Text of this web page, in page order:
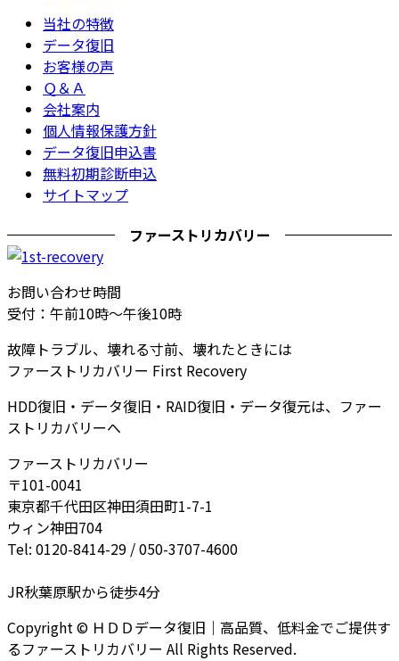
当社の特徴
データ復旧
お客様の声
Ｑ＆Ａ
会社案内
個人情報保護方針
データ復旧申込書
無料初期診断申込
サイトマップ
ファーストリカバリー
お問い合わせ時間
受付：午前10時～午後10時
故障トラブル、壊れる寸前、壊れたときには
ファーストリカバリー First Recovery
HDD復旧・データ復旧・RAID復旧・データ復元は、ファー
ストリカバリーへ
ファーストリカバリー
〒101-0041
東京都千代田区神田須田町1-7-1
ウィン神田704
Tel: 0120-8414-29 / 050-3707-4600
JR秋葉原駅から徒歩4分
Copyright © ＨＤＤデータ復旧｜高品質、低料金でご提供す
るファーストリカバリー All Rights Reserved.